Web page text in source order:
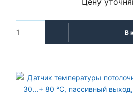
В